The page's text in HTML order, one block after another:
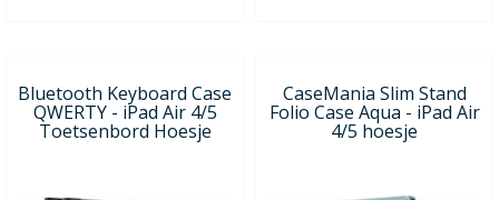
Bluetooth Keyboard Case
QWERTY - iPad Air 4/5
Toetsenbord Hoesje
CaseMania Slim Stand
Folio Case Aqua - iPad Air
4/5 hoesje